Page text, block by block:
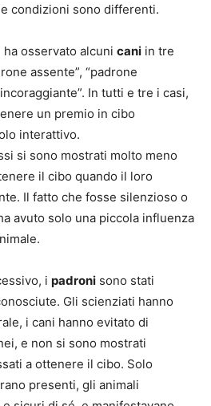
condizioni sono differenti.
osservato alcuni cani in tre
assente”, “padrone
In tutti e tre i casi,
un premio in cibo
interattivo.
si sono mostrati molto meno
il cibo quando il loro
Il fatto che fosse silenzioso o
avuto solo una piccola influenza
i padroni sono stati
Gli scienziati hanno
i cani hanno evitato di
e non si sono mostrati
a ottenere il cibo. Solo
presenti, gli animali